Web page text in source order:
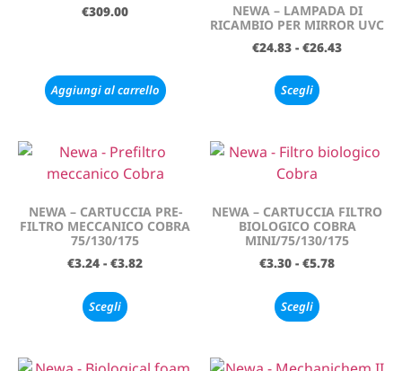
€309.00
Aggiungi al carrello
NEWA – LAMPADA DI
RICAMBIO PER MIRROR UVC
€24.83 - €26.43
Scegli
NEWA – CARTUCCIA PRE-
FILTRO MECCANICO COBRA
75/130/175
€3.24 - €3.82
Scegli
NEWA – CARTUCCIA FILTRO
BIOLOGICO COBRA
MINI/75/130/175
€3.30 - €5.78
Scegli